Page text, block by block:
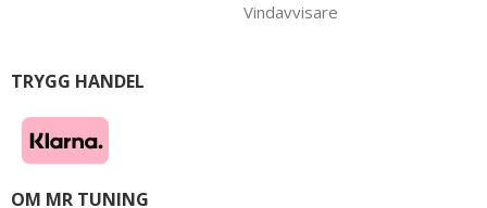
Vindavvisare
TRYGG HANDEL
OM MR TUNING